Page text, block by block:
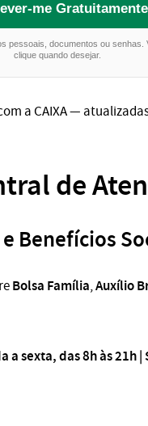
me Gratuitamente
pessoais, documentos ou
clique quando desejar.
a CAIXA —
de
Benefícios
Bolsa Família,Auxílio
a sexta, das 8h às 21h